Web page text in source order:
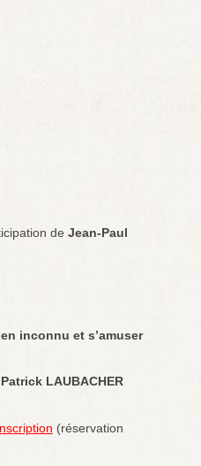
de Jean-Paul
inconnu et s’amuser
Patrick LAUBACHER
(réservation